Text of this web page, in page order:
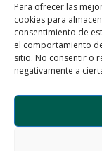
Para ofrecer las
cookies para
consentimiento de
el comportamiento
sitio. No consentir o
negativamente a